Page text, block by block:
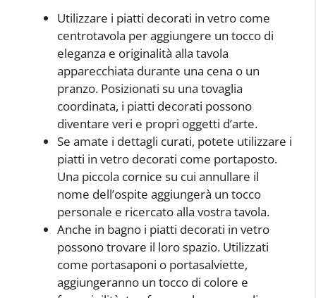
Utilizzare i piatti decorati in vetro come
centrotavola per aggiungere un tocco di
eleganza e originalità alla tavola
apparecchiata durante una cena o un
pranzo. Posizionati su una tovaglia
coordinata, i piatti decorati possono
diventare veri e propri oggetti d’arte.
Se amate i dettagli curati, potete utilizzare i
piatti in vetro decorati come portaposto.
Una piccola cornice su cui annullare il
nome dell’ospite aggiungerà un tocco
personale e ricercato alla vostra tavola.
Anche in bagno i piatti decorati in vetro
possono trovare il loro spazio. Utilizzati
come portasaponi o portasalviette,
aggiungeranno un tocco di colore e